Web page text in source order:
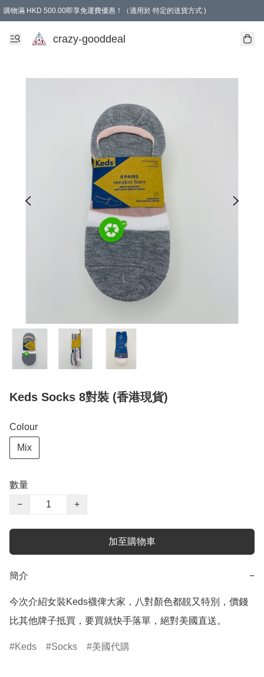
購物滿 HKD 500.00即享免運費優惠！（適用於 特定的送貨方式 )
成為會員可享免費禮品
crazy-gooddeal
Keds Socks 8對裝 (香港現貨)
Colour
Mix
數量
−
+
加至購物車
簡介 −
今次介紹女裝Keds襪俾大家，八對顏色都靚又特別，價錢
比其他牌子抵買，要買就快手落單，絕對美國直送。
Keds Socks 美國代購